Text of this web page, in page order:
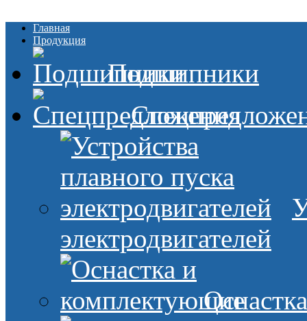
Главная
Продукция
Подшипники
электродвигателей